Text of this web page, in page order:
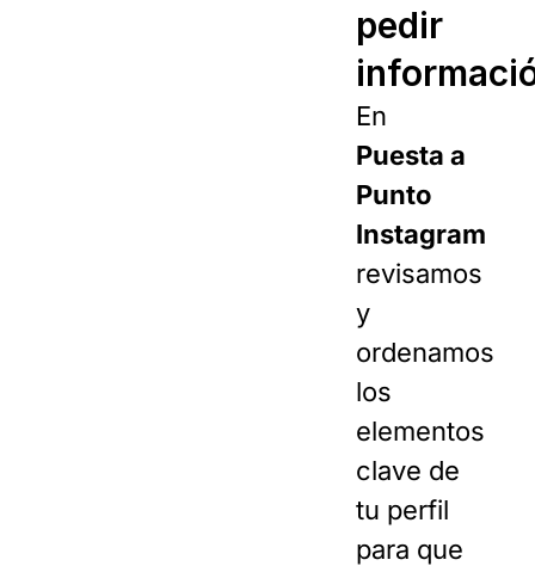
pedir
En
Puesta a
Punto
Instagram
revisamos
y
ordenamos
los
elementos
clave de
tu perfil
para que